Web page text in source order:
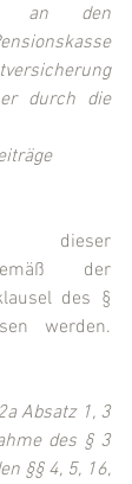
an den
durch die
dieser
der
des §
werden.
Absatz 1, 3
des § 3
§§ 4, 5, 16,